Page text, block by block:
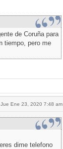
de Coruña para
tiempo, pero me
Ene 23, 2020 7:48 am
dime telefono